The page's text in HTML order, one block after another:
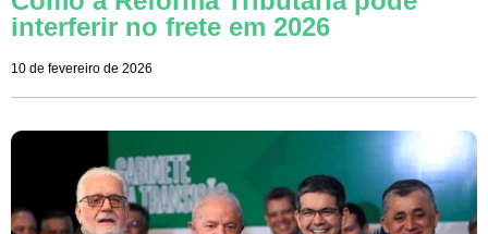
interferir no frete em 2026
10 de fevereiro de 2026